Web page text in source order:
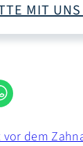
MIT
vor dem